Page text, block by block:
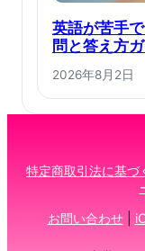
英語が苦手
問と答え方
2026年8月2日
特定商取引法に基づ
お問い合わせ|